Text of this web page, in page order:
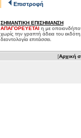
Επιστροφή
ΣΗΜΑΝΤΙΚΗ ΕΠΙΣΗΜΑΝΣΗ
ΑΠΑΓΟΡΕΥΕΤΑΙ η με
χωρίς την γραπτή άδεια του
δεοντολογία επιτάσσει.
[Αρχική